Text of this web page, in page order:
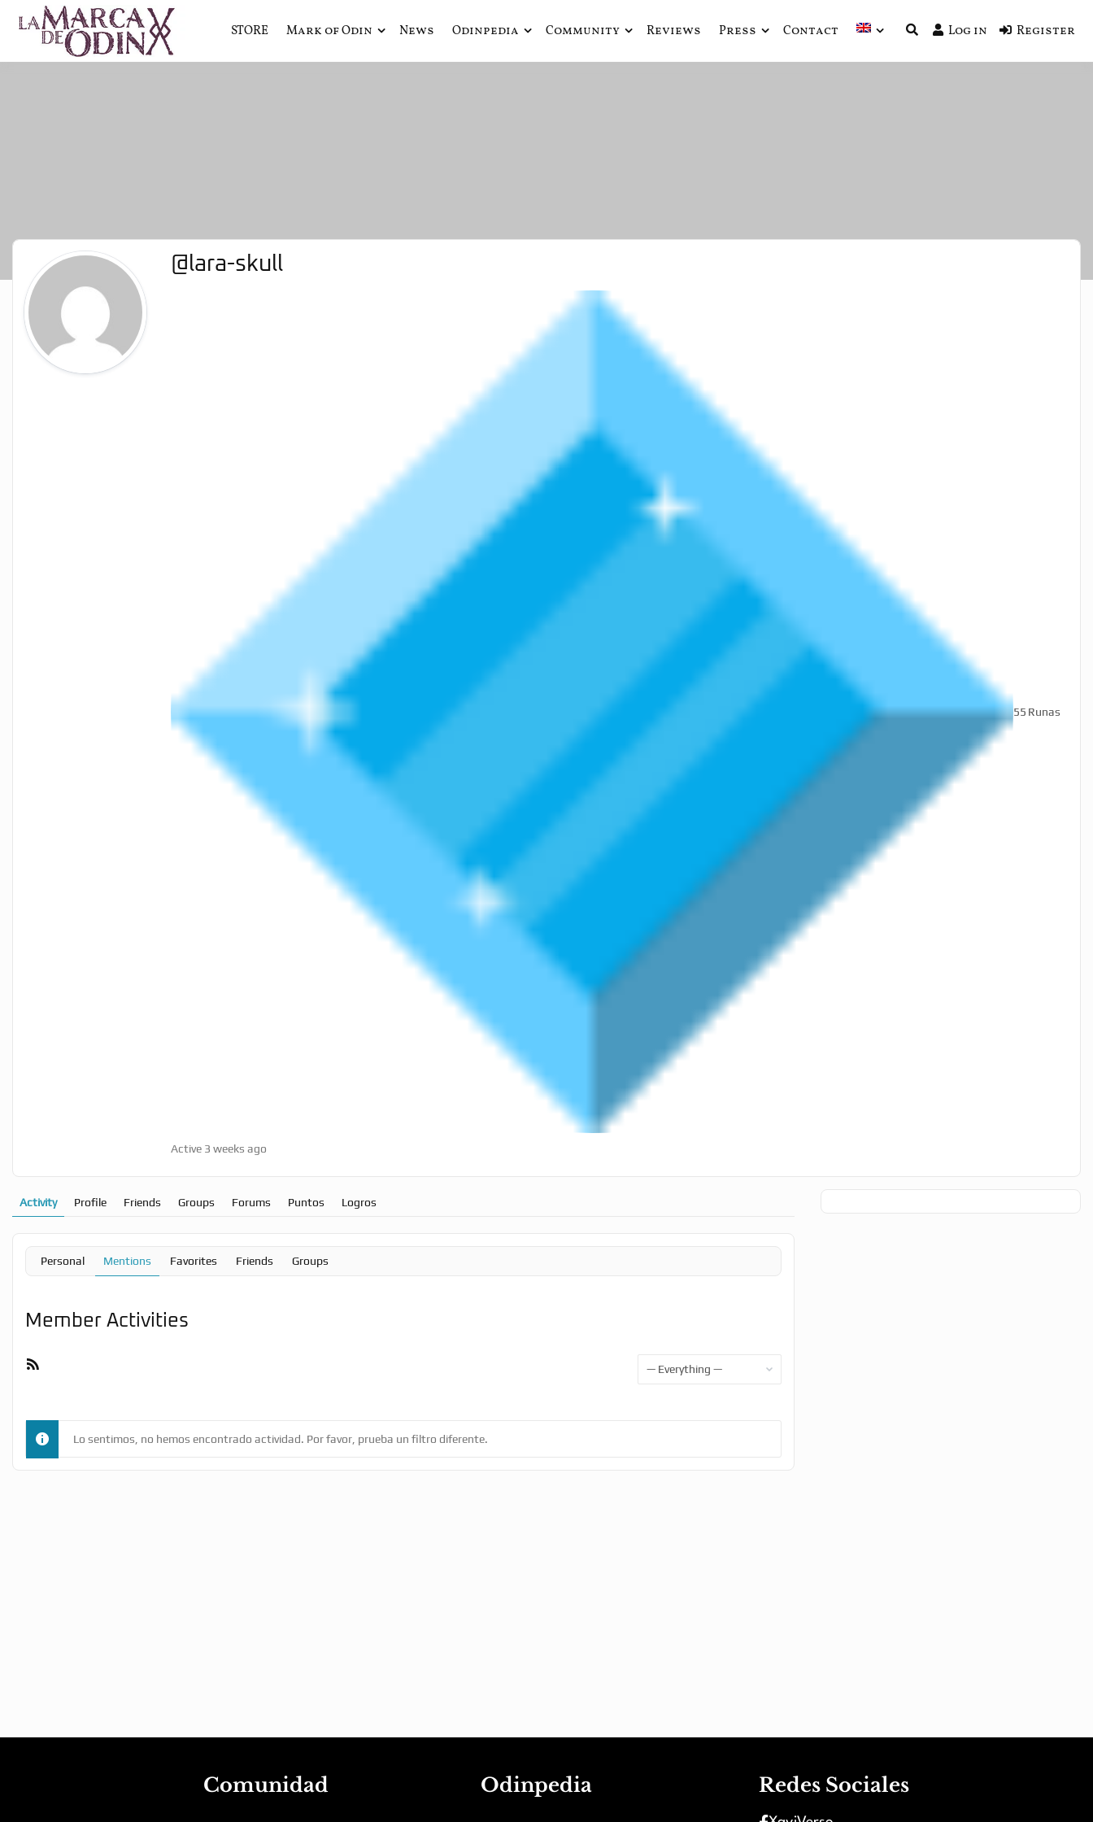
La Marca de Odín
La saga literaria transmedia que fusiona actualidad con mitología nórdica y ciencia ficción
STORE Mark of Odin News Odinpedia Community Reviews Press Contact Log in Register
@lara-skull
55 Runas
Active 3 weeks ago
Activity Profile Friends Groups Forums Puntos Logros
Personal Mentions Favorites Friends Groups
Member Activities
Lo sentimos, no hemos encontrado actividad. Por favor, prueba un filtro diferente.
Comunidad Odinpedia Redes Sociales